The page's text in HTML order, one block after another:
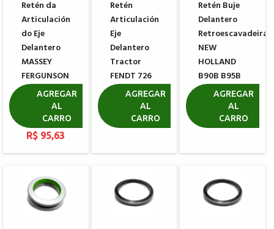
Retén da
Articulación
do Eje
Delantero
MASSEY
FERGUNSON
MF 6712R
MF 6713R
MF 6714R
R$ 95,63
AGREGAR
AL
CARRO
Retén
Articulación
Eje
Delantero
Tractor
FENDT 726
728
R$ 138,82
AGREGAR
AL
CARRO
Retén Buje
Delantero
Retroescavadeira
NEW
HOLLAND
B90B B95B
B110B
R$ 153,31
AGREGAR
AL
CARRO